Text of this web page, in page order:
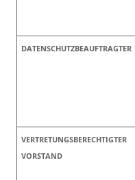
DATENSCHUTZBEAUFTRAGTER
VERTRETUNGSBERECHTIGTER
VORSTAND